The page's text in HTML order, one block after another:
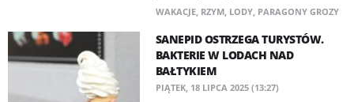
WAKACJE, RZYM, LODY, PARAGONY GROZY
SANEPID OSTRZEGA TURYSTÓW.
BAKTERIE W LODACH NAD
BAŁTYKIEM
PIĄTEK, 18 LIPCA 2025 (13:27)